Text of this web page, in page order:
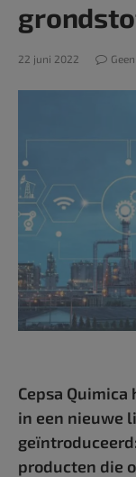
22 juni 2022
Cepsa
in een nieuwe
producten die